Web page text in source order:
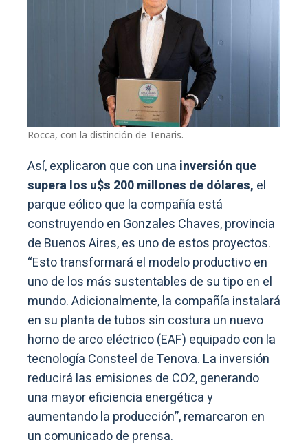
Rocca, con la distinción de Tenaris.
Así, explicaron que con una inversión que
supera los u$s 200 millones de dólares, el
parque eólico que la compañía está
construyendo en Gonzales Chaves, provincia
de Buenos Aires, es uno de estos proyectos.
“Esto transformará el modelo productivo en
uno de los más sustentables de su tipo en el
mundo. Adicionalmente, la compañía instalará
en su planta de tubos sin costura un nuevo
horno de arco eléctrico (EAF) equipado con la
tecnología Consteel de Tenova. La inversión
reducirá las emisiones de CO2, generando
una mayor eficiencia energética y
aumentando la producción”, remarcaron en
un comunicado de prensa.